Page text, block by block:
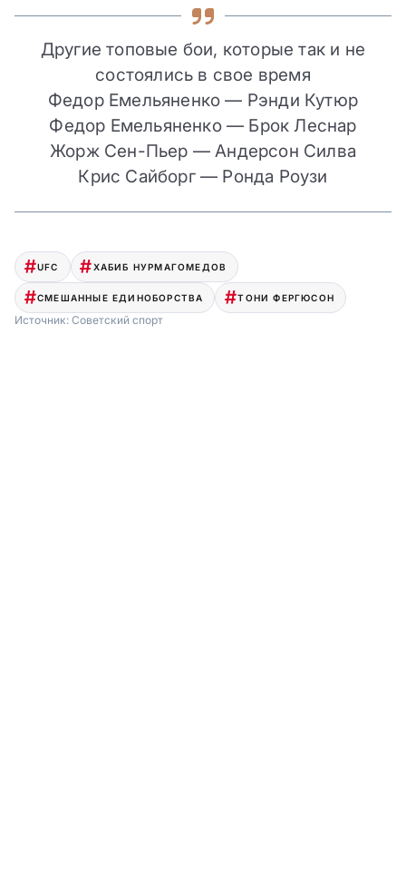
Другие топовые бои, которые так и не
состоялись в свое время
Федор Емельяненко — Рэнди Кутюр
Федор Емельяненко — Брок Леснар
Жорж Сен-Пьер — Андерсон Силва
Крис Сайборг — Ронда Роузи
UFC ХАБИБ НУРМАГОМЕДОВ
СМЕШАННЫЕ ЕДИНОБОРСТВА ТОНИ ФЕРГЮСОН
Источник: Советский спорт